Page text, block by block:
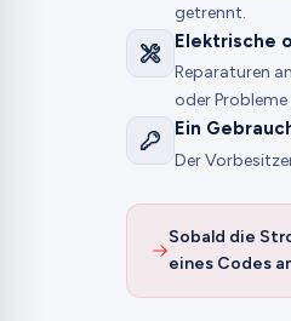
getrennt.
Elektrische
Reparaturen
oder
Ein
Der
Sobald die
eines Codes